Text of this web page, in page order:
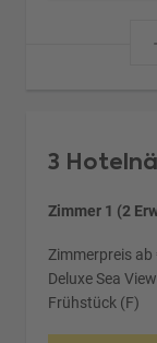
3
Zimmer 1 (2
Zimmerpreis ab
Deluxe Sea
Frühstück (F)